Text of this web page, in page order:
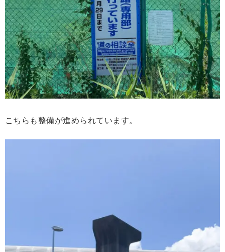
こちらも整備が進められています。